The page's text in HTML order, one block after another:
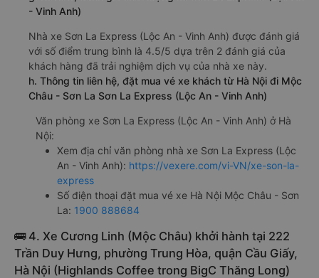
- Vinh Anh)
Nhà xe Sơn La Express (Lộc An - Vinh Anh) được đánh giá
với số điểm trung bình là 4.5/5 dựa trên 2 đánh giá của
khách hàng đã trải nghiệm dịch vụ của nhà xe này.
h. Thông tin liên hệ, đặt mua vé xe khách từ Hà Nội đi Mộc
Châu - Sơn La Sơn La Express (Lộc An - Vinh Anh)
Văn phòng xe Sơn La Express (Lộc An - Vinh Anh) ở Hà
Nội:
Xem địa chỉ văn phòng nhà xe Sơn La Express (Lộc
An - Vinh Anh): https://vexere.com/vi-VN/xe-son-la-
express
Số điện thoại đặt mua vé xe Hà Nội Mộc Châu - Sơn
La: 1900 888684
🚌 4. Xe Cương Linh (Mộc Châu) khởi hành tại 222
Trần Duy Hưng, phường Trung Hòa, quận Cầu Giấy,
Hà Nội (Highlands Coffee trong BigC Thăng Long)